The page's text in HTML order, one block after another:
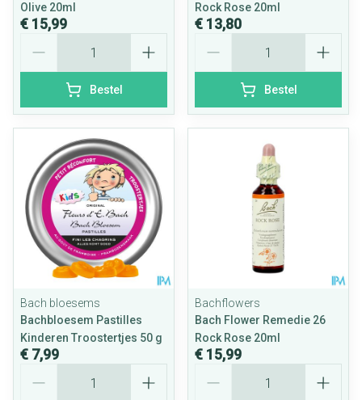
Olive 20ml
€ 15,99
Bestel
Rock Rose 20ml
€ 13,80
Bestel
Bach bloesems
Bachbloesem Pastilles
Kinderen Troostertjes 50 g
€ 7,99
Bachflowers
Bach Flower Remedie 26
Rock Rose 20ml
€ 15,99